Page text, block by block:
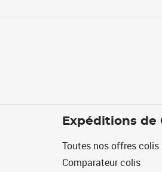
Expéditions de
Toutes nos offres colis
Comparateur colis